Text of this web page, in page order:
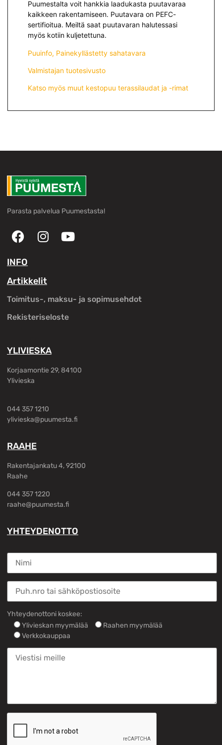
Puumestalta voit hankkia laadukasta puutavaraa
kaikkeen rakentamiseen. Puutavara on PEFC-
sertifioitua. Meiltä saat puutavaran halutessasi
myös kotiin kuljetettuna.
Puuinfo, Painekyllästetty sahatavara
Valmistajan tuotesivusto
Katso myös muut kestopuu terassilaudat ja -rimat
Parasta palvelua Puumestasta!
INFO
Artikkelit
Toimitus-, maksu- ja sopimusehdot
Rekisteriseloste
YLIVIESKA
Korjaamontie 29, 84100
Ylivieska
044 357 1210
ylivieska@puumesta.fi
RAAHE
Rakentajankatu 4, 92100
Raahe
044 357 1220
raahe@puumesta.fi
YHTEYDENOTTO
Yhteydenottoni koskee:
Ylivieskan myymälää
Raahen myymälää
Verkkokauppaa